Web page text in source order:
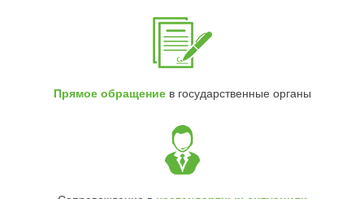
Прямое обращениев государственные органы